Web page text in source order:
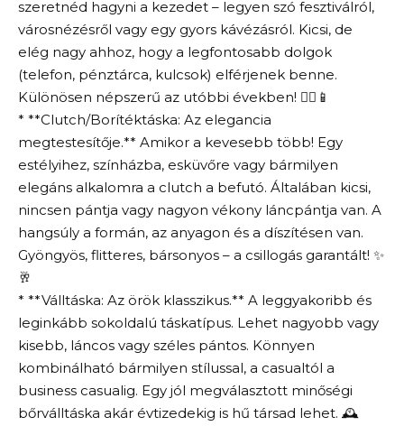
szeretnéd hagyni a kezedet – legyen szó fesztiválról,
városnézésről vagy egy gyors kávézásról. Kicsi, de
elég nagy ahhoz, hogy a legfontosabb dolgok
(telefon, pénztárca, kulcsok) elférjenek benne.
Különösen népszerű az utóbbi években! 🚶‍♀️📱
* **Clutch/Borítéktáska: Az elegancia
megtestesítője.** Amikor a kevesebb több! Egy
estélyihez, színházba, esküvőre vagy bármilyen
elegáns alkalomra a clutch a befutó. Általában kicsi,
nincsen pántja vagy nagyon vékony láncpántja van. A
hangsúly a formán, az anyagon és a díszítésen van.
Gyöngyös, flitteres, bársonyos – a csillogás garantált! ✨
🥂
* **Válltáska: Az örök klasszikus.** A leggyakoribb és
leginkább sokoldalú táskatípus. Lehet nagyobb vagy
kisebb, láncos vagy széles pántos. Könnyen
kombinálható bármilyen stílussal, a casualtól a
business casualig. Egy jól megválasztott minőségi
bőrválltáska akár évtizedekig is hű társad lehet. 🕰️